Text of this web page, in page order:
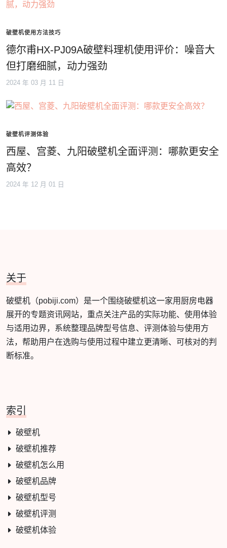
破壁机使用方法技巧
德尔甫HX-PJ09A破壁料理机使用评价：噪音大
但打磨细腻，动力强劲
2024 年 03 月 11 日
破壁机评测体验
西屋、宫菱、九阳破壁机全面评测：哪款更安全
高效？
2024 年 12 月 01 日
关于
破壁机（pobiji.com）是一个围绕破壁机这一家用厨房电器
展开的专题资讯网站，重点关注产品的实际功能、使用体验
与适用边界，系统整理品牌型号信息、评测体验与使用方
法，帮助用户在选购与使用过程中建立更清晰、可核对的判
断标准。
索引
破壁机
破壁机推荐
破壁机怎么用
破壁机品牌
破壁机型号
破壁机评测
破壁机体验